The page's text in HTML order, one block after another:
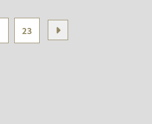
23